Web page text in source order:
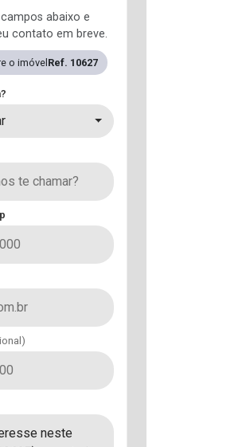
abaixo e
contato em breve.
o imóvel Ref. 10627